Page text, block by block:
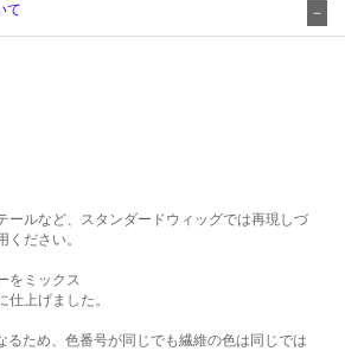
て
ールなど、スタンダードウィッグでは再現しづ
ください。
をミックス
上げました。
るため、色番号が同じでも繊維の色は同じでは